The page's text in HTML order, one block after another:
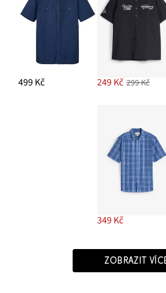
499 Kč 249 Kč 299 Kč
349 Kč
ZOBRAZIT